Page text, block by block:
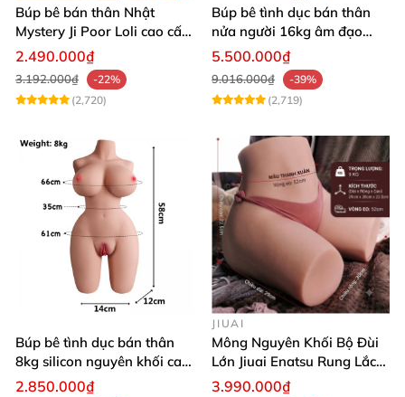
Búp bê bán thân Nhật
Mystery Ji Poor Loli cao cấp
6kg
2.490.000₫
3.192.000₫
-22%
(2,720)
Búp bê tình dục bán thân
nửa người 16kg âm đạo
silicon khít hồng có khung
5.500.000₫
9.016.000₫
-39%
(2,719)
Búp bê tình dục bán thân
8kg silicon nguyên khối cao
cấp
2.850.000₫
JIUAI
Mông Nguyên Khối Bộ Đùi
Lớn Jiuai Enatsu Rung Lắc
Siêu Thật
3.990.000₫